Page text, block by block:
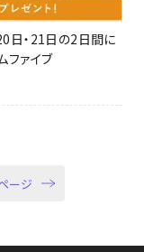
日・21日の2日間に
ファイブ
ージ